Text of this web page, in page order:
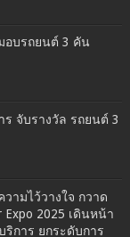
อบรถยนต์ 3 คัน
ร จับรางวัล รถยนต์ 3
ามไว้วางใจ กวาด
2025 เดินหน้า
การ ยกระดับการ